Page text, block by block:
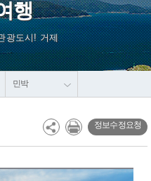
행
광도시! 거제
민박
정보수정요청